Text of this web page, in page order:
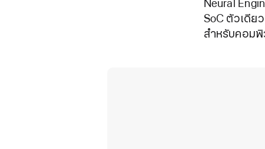
Neural
SoC ตัวเดีย
สำหรับคอม